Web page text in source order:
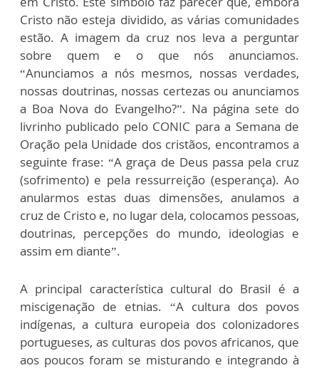
Cristo não esteja dividido, as várias comunidades
estão. A imagem da cruz nos leva a perguntar
sobre quem e o que nós anunciamos.
“Anunciamos a nós mesmos, nossas verdades,
nossas doutrinas, nossas certezas ou anunciamos
a Boa Nova do Evangelho?”. Na página sete do
livrinho publicado pelo CONIC para a Semana de
Oração pela Unidade dos cristãos, encontramos a
seguinte frase: “A graça de Deus passa pela cruz
(sofrimento) e pela ressurreição (esperança). Ao
anularmos estas duas dimensões, anulamos a
cruz de Cristo e, no lugar dela, colocamos pessoas,
doutrinas, percepções do mundo, ideologias e
assim em diante”.
A principal característica cultural do Brasil é a
miscigenação de etnias. “A cultura dos povos
indígenas, a cultura europeia dos colonizadores
portugueses, as culturas dos povos africanos, que
aos poucos foram se misturando e integrando à